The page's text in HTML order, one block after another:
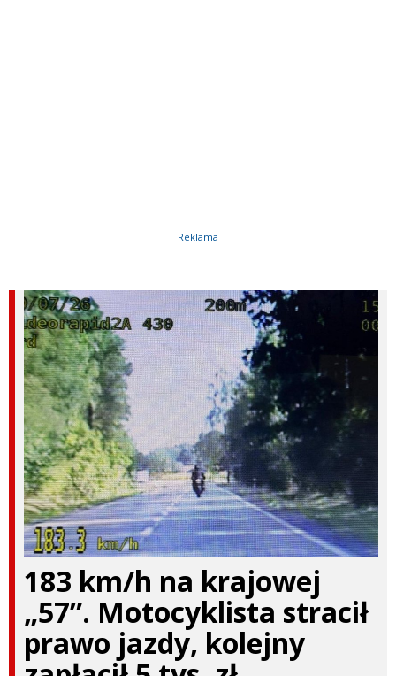
Reklama
183 km/h na krajowej
„57”. Motocyklista stracił
prawo jazdy, kolejny